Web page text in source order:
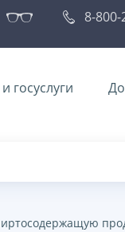
8-
госуслуги